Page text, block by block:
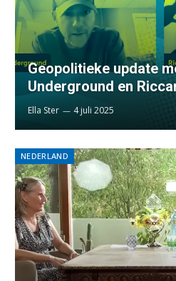
Geopolitieke update
Underground en
Ella Ster 4 juli 2025
NEDERLAND